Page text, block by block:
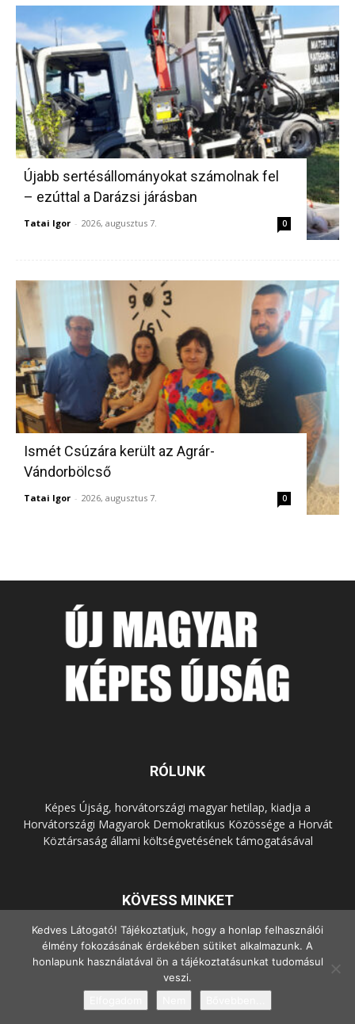
Újabb sertésállományokat számolnak fel
– ezúttal a Darázsi járásban
Tatai Igor - 2026, augusztus 7. 0
Ismét Csúzára került az Agrár-
Vándorbölcső
Tatai Igor - 2026, augusztus 7. 0
RÓLUNK
Képes Újság, horvátországi magyar hetilap, kiadja a
Horvátországi Magyarok Demokratikus Közössége a Horvát
Köztársaság állami költségvetésének támogatásával
KÖVESS MINKET
© Copyright - 2022 Minden jog fenntartva.
Kedves Látogató! Tájékoztatjuk, hogy a honlap felhasználói
élmény fokozásának érdekében sütiket alkalmazunk. A
honlapunk használatával ön a tájékoztatásunkat tudomásul
veszi.